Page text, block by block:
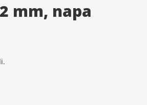
mm, napa